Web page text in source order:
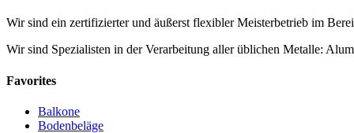
Wir sind ein zertifizierter und äußerst flexibler Meisterbetrieb im
Wir sind Spezialisten in der Verarbeitung aller üblichen Metalle:
Favorites
Balkone
Bodenbeläge